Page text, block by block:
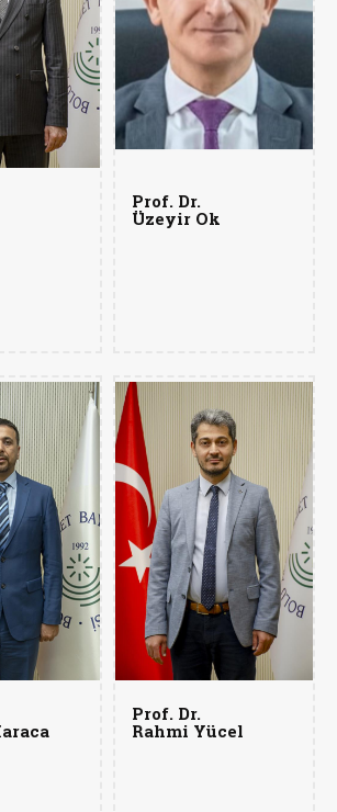
Prof. Dr.
Üzeyir Ok
Prof. Dr.
Rahmi Yücel